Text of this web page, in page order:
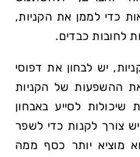
כדי לממן את הקניות,
לחובות כבדים.
יש לבחון את דפוסי
ההשפעות של הקניות
שיכולות לסייע באבחון
צורך לקנות כדי לשפר
מוציא יותר כסף ממה